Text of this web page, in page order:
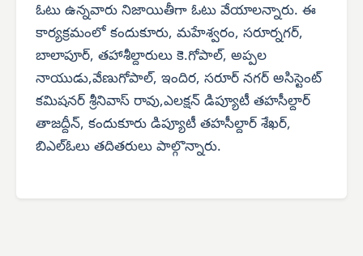
ఓటు ఉన్నవారు నిజాయితీగా ఓటు వేయాలన్నారు. ఈ
కార్యక్రమంలో కందుకూరు, మహేశ్వరం, సరూర్నగర్,
బాలాపూర్, తహాశీల్దారులు కె.గోపాల్, అప్పల
నాయుడు,వేణుగోపాల్, ఇందిర, సరూర్ నగర్ అసిస్టెంట్
కమిషనర్ శ్రీనివాస్ రావు,ఎలక్షన్ డిప్యూటీ తహసీల్దార్
తాజద్దీన్, కందుకూరు డిప్యూటీ తహసీల్దార్ శేఖర్,
బిఎల్‌ఓలు తదితరులు పాల్గొన్నారు.